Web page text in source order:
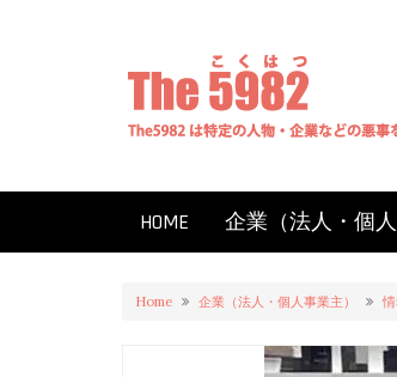
HOME 企業（法人・個人
Home 企業（法人・個人事業主）